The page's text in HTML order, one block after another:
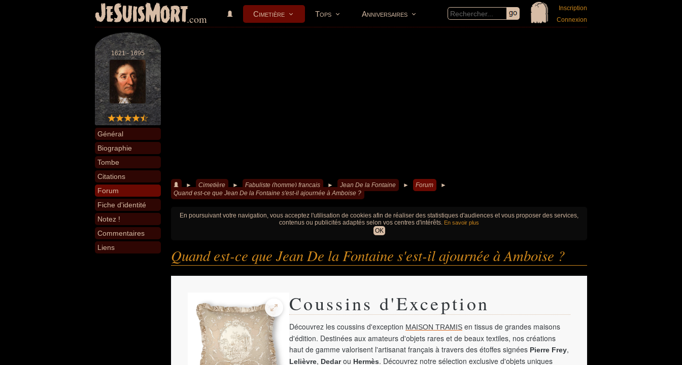
JeSuisMort.com Cimetière Tops Anniversaires
Inscription
Connexion
1621 - 1695
Général
Biographie
Tombe
Citations
Forum
Fiche d'identité
Notez !
Commentaires
Liens
► Cimetière ► Fabuliste (homme) francais ► Jean De la Fontaine ► Forum
►
Quand est-ce que Jean De la Fontaine s'est-il ajournée à Amboise ?
En poursuivant votre navigation, vous acceptez l'utilisation de cookies afin de réaliser des statistiques d'audiences et vous proposer des services,
contenus ou publicités adaptés selon vos centres d'intérêts. En savoir plus
OK
Quand est-ce que Jean De la Fontaine s'est-il ajournée à Amboise ?
Coussins d'Exception
Découvrez les coussins d'exception MAISON TRAMIS en tissus de grandes maisons
d'édition. Destinées aux amateurs d'objets rares et de beaux textiles, nos créations
haut de gamme valorisent l'artisanat français à travers des étoffes signées Pierre Frey,
Lelièvre, Dedarou Hermès. Découvrez notre sélection exclusive d'objets uniques